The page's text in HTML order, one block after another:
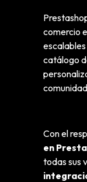
comercio
catálogo
Con el
en
todas sus